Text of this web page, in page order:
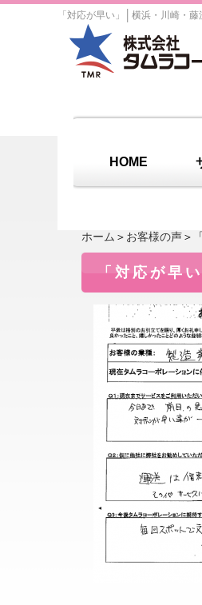
「対応が早い」 横浜・川崎・
HOME
ホーム ＞ お客様の声＞
「対応が早い